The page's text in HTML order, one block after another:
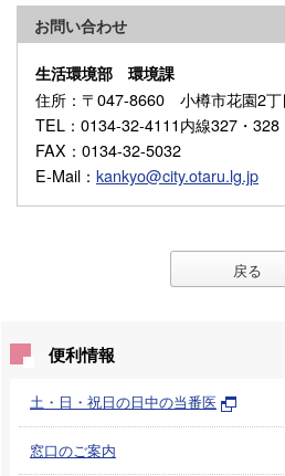
お問い合わせ
生活環境部 環境課
住所 ：〒047-8660 小樽市花園2
TEL ：0134-32-4111内線327・328
FAX ：0134-32-5032
E-Mail ： kankyo@city.otaru.lg.jp
戻る
便利情報
土・日・祝日の日中の当番医
窓口のご案内